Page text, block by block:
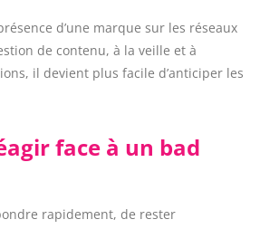
d’une marque sur les réseaux
de contenu, à la veille et à
il devient plus facile d’anticiper les
face à un bad
rapidement, de rester